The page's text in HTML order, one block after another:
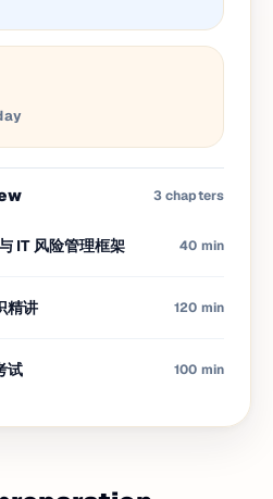
3chapters
IT 风险管理框架 40 min
精讲 120 min
试 100 min